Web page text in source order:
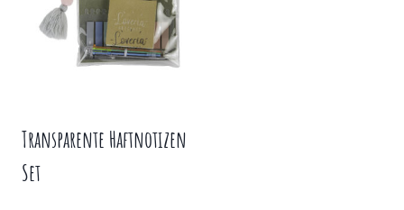
Transparente Haftnotizen
Set